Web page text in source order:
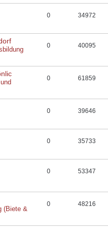
0 34972
0 40095
0 61859
0 39646
0 35733
0 53347
(Biete &
0 48216